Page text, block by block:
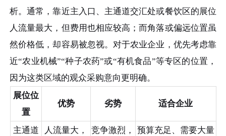
析。通常，靠近主入口、主通道交汇处或餐饮区的展位
人流量最大，但费用也相应较高；而角落或偏远位置虽
然价格低，却容易被忽视。对于农业企业，优先考虑靠
近“农业机械”“种子农药”或“有机食品”等专区的位置，
因为这类区域的观众采购意向更明确。
展位位
置
优势 劣势 适合企业
主通道
人流量大，
竞争激烈，
预算充足、需要大量